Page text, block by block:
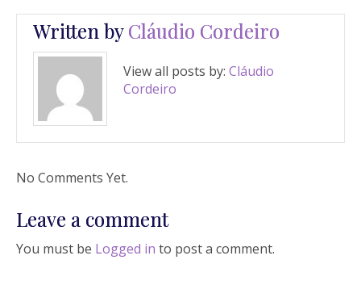
Written byCláudio Cordeiro
View all posts by: Cláudio
Cordeiro
No Comments Yet.
Leave a comment
You must be Logged in to post a comment.